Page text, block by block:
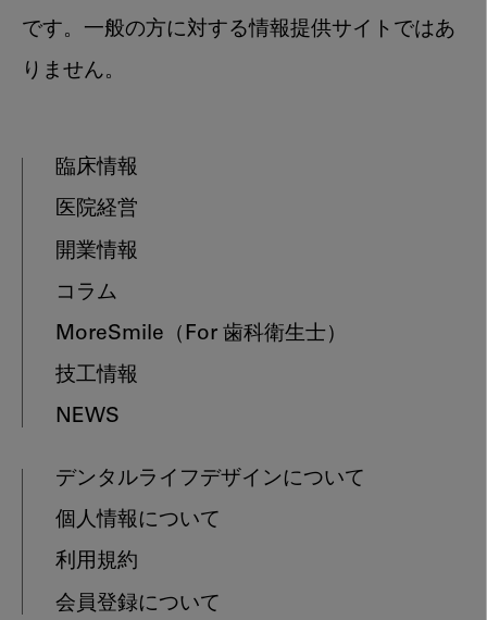
です。一般の方に対する情報提供サイトではあ
りません。
臨床情報
医院経営
開業情報
コラム
MoreSmile （For 歯科衛生士）
技工情報
NEWS
デンタルライフデザインについて
個人情報について
利用規約
会員登録について